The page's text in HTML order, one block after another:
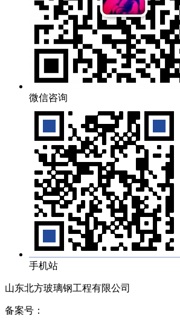
微信咨询
手机站
山东北方玻璃钢工程有限公司
备案号：